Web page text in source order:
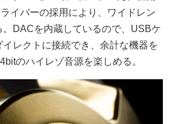
イバーの採用により、ワイドレン
。DACを内蔵しているので、USBケ
レクトに接続でき、余計な機器を
のハイレゾ音源を楽しめる。